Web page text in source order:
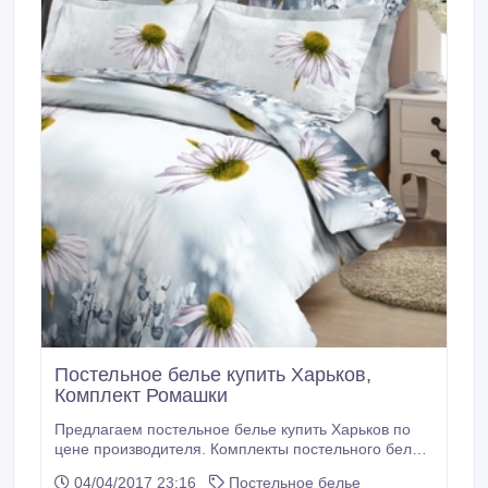
Постельное белье купить Харьков,
Комплект Ромашки
Предлагаем постельное белье купить Харьков по
цене производителя. Комплекты постельного белья
04/04/2017 23:16
Постельное белье